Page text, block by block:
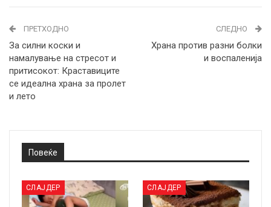
ПРЕТХОДНО
За силни коски и
намалување на стресот и
притисокот: Краставиците
се идеална храна за пролет
и лето
СЛЕДНО
Храна против разни болки
и воспаленија
Повеќе
СЛАЈДЕР СЛАЈДЕР